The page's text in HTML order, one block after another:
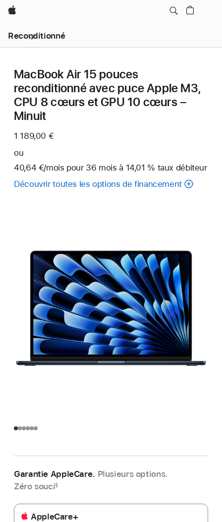
Apple
Reconditionné
MacBook Air 15 pouces
reconditionné avec puce Apple M3,
CPU 8 cœurs et GPU 10 cœurs –
Minuit
1 189,00 €
ou
40,64 €/mois par
mois
pour 36 mois mois
à 14,01 % taux débiteur
Découvrir toutes les options de financement
Garantie AppleCare. Plusieurs options.
Zéro souci§
AppleCare+